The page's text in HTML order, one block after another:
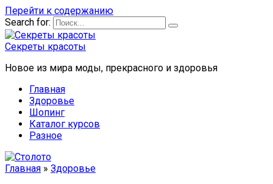
Перейти к содержанию
Search for:
Секреты красоты
Новое из мира моды, прекрасного и здоровья
Главная
Здоровье
Шопинг
Каталог курсов
Разное
Главная » Здоровье